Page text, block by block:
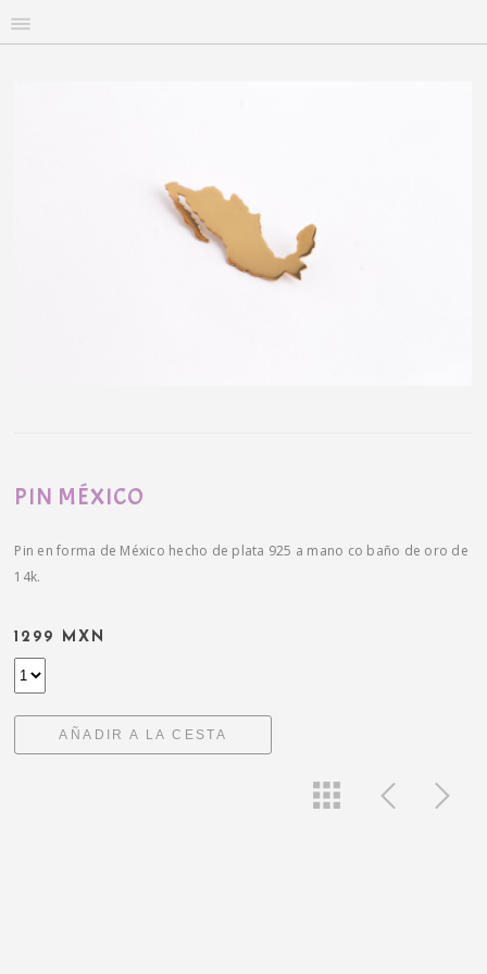
PIN MÉXICO
Pin en forma de México hecho de plata 925 a mano co baño de oro de
14k.
1299 MXN
AÑADIR A LA CESTA